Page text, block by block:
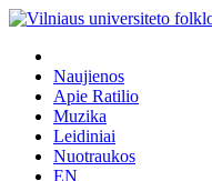
Naujienos
Apie Ratilio
Muzika
Leidiniai
Nuotraukos
EN